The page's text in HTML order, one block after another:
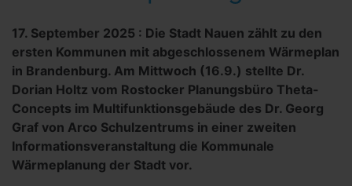
17. September 2025 : Die Stadt Nauen zählt zu den
ersten Kommunen mit abgeschlossenem Wärmeplan
in Brandenburg. Am Mittwoch (16.9.) stellte Dr.
Dorian Holtz vom Rostocker Planungsbüro Theta-
Concepts im Multifunktionsgebäude des Dr. Georg
Graf von Arco Schulzentrums in einer zweiten
Informationsveranstaltung die Kommunale
Wärmeplanung der Stadt vor.